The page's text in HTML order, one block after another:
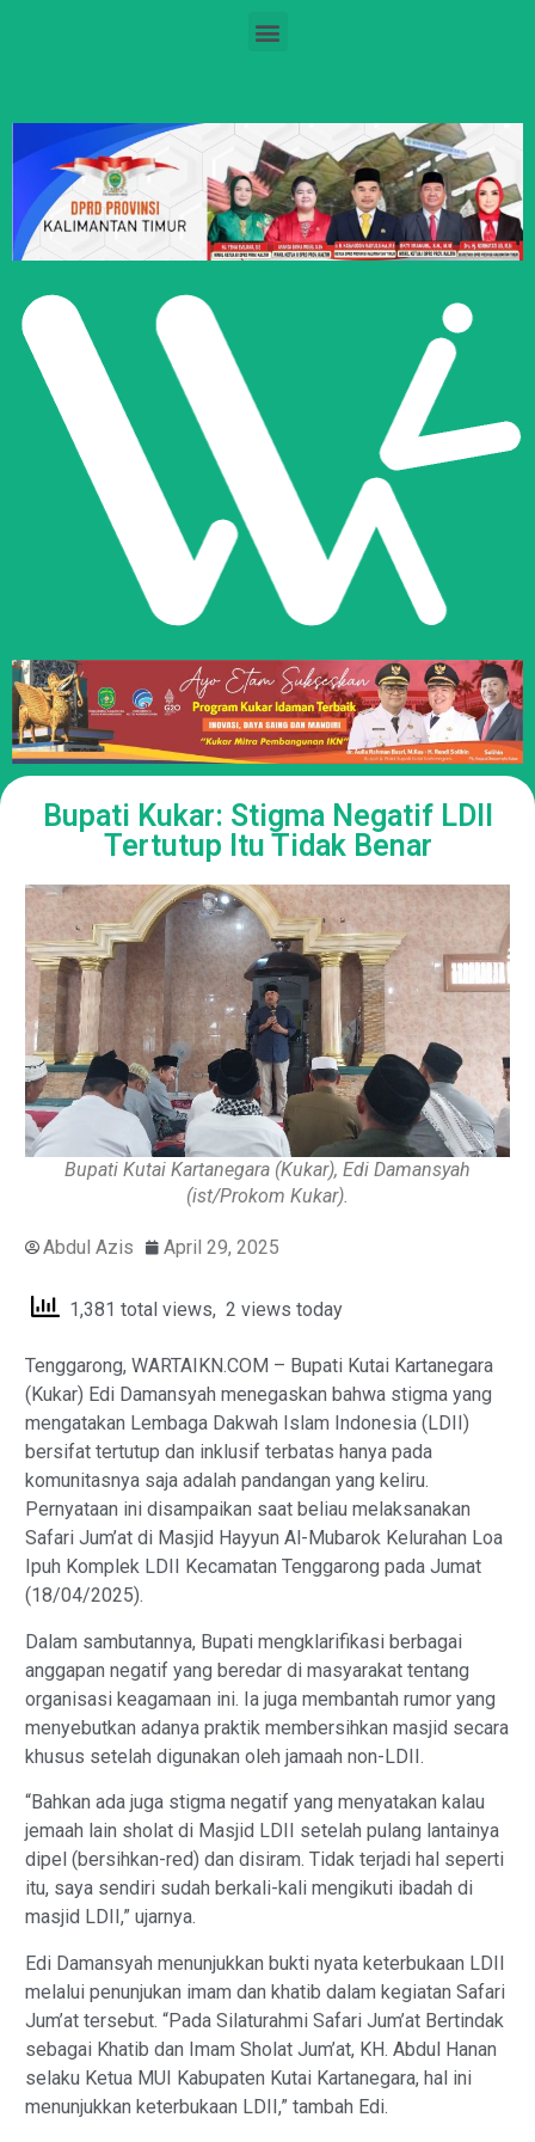
Bupati Kukar: Stigma Negatif LDII
Tertutup Itu Tidak Benar
Bupati Kutai Kartanegara (Kukar), Edi Damansyah
(ist/Prokom Kukar).
Abdul Azis April 29, 2025
1,381 total views, 2 views today
Tenggarong, WARTAIKN.COM – Bupati Kutai Kartanegara
(Kukar) Edi Damansyah menegaskan bahwa stigma yang
mengatakan Lembaga Dakwah Islam Indonesia (LDII)
bersifat tertutup dan inklusif terbatas hanya pada
komunitasnya saja adalah pandangan yang keliru.
Pernyataan ini disampaikan saat beliau melaksanakan
Safari Jum’at di Masjid Hayyun Al-Mubarok Kelurahan Loa
Ipuh Komplek LDII Kecamatan Tenggarong pada Jumat
(18/04/2025).
Dalam sambutannya, Bupati mengklarifikasi berbagai
anggapan negatif yang beredar di masyarakat tentang
organisasi keagamaan ini. Ia juga membantah rumor yang
menyebutkan adanya praktik membersihkan masjid secara
khusus setelah digunakan oleh jamaah non-LDII.
“Bahkan ada juga stigma negatif yang menyatakan kalau
jemaah lain sholat di Masjid LDII setelah pulang lantainya
dipel (bersihkan-red) dan disiram. Tidak terjadi hal seperti
itu, saya sendiri sudah berkali-kali mengikuti ibadah di
masjid LDII,” ujarnya.
Edi Damansyah menunjukkan bukti nyata keterbukaan LDII
melalui penunjukan imam dan khatib dalam kegiatan Safari
Jum’at tersebut. “Pada Silaturahmi Safari Jum’at Bertindak
sebagai Khatib dan Imam Sholat Jum’at, KH. Abdul Hanan
selaku Ketua MUI Kabupaten Kutai Kartanegara, hal ini
menunjukkan keterbukaan LDII,” tambah Edi.